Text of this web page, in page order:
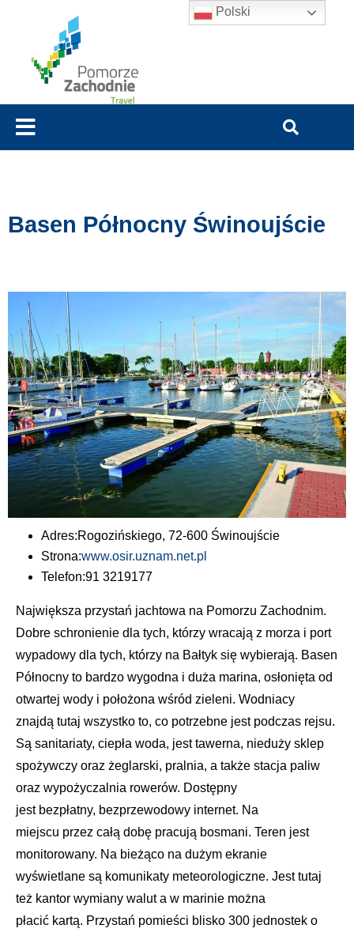
Basen Północny Świnoujście
Adres:Rogozińskiego, 72-600 Świnoujście
Strona:www.osir.uznam.net.pl
Telefon:91 3219177
Największa przystań jachtowa na Pomorzu Zachodnim.
Dobre schronienie dla tych, którzy wracają z morza i port
wypadowy dla tych, którzy na Bałtyk się wybierają. Basen
Północny to bardzo wygodna i duża marina, osłonięta od
otwartej wody i położona wśród zieleni. Wodniacy
znajdą tutaj wszystko to, co potrzebne jest podczas rejsu.
Są sanitariaty, ciepła woda, jest tawerna, nieduży sklep
spożywczy oraz żeglarski, pralnia, a także stacja paliw
oraz wypożyczalnia rowerów. Dostępny
jest bezpłatny, bezprzewodowy internet. Na
miejscu przez całą dobę pracują bosmani. Teren jest
monitorowany. Na bieżąco na dużym ekranie
wyświetlane są komunikaty meteorologiczne. Jest tutaj
też kantor wymiany walut a w marinie można
płacić kartą. Przystań pomieści blisko 300 jednostek o
Polski